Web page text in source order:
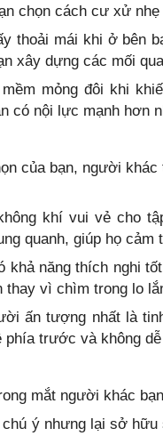
chọn cách cư xử
thoải mái khi ở bên
xây dựng các mối
mỏng đôi khi
có nội lực mạnh hơn
của bạn, người
khí vui vẻ cho
quanh, giúp họ cảm
khả năng thích nghi
thay vì chìm trong lo
ấn tượng nhất là
trước và không
mắt người khác
ý nhưng lại sở